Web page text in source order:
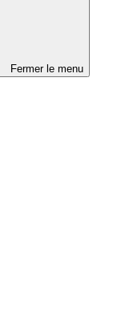
Fermer le menu